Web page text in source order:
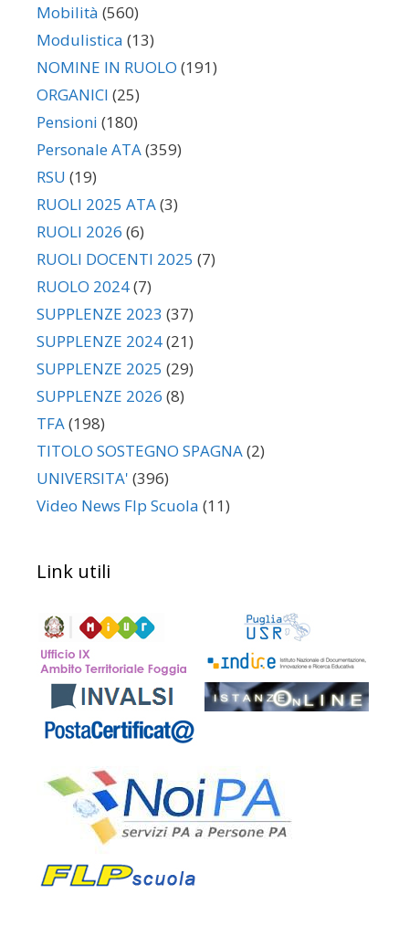
Mobilità (560)
Modulistica (13)
NOMINE IN RUOLO (191)
ORGANICI (25)
Pensioni (180)
Personale ATA(359)
RSU (19)
RUOLI 2025 ATA(3)
RUOLI 2026 (6)
RUOLI DOCENTI 2025 (7)
RUOLO 2024(7)
SUPPLENZE 2023 (37)
SUPPLENZE 2024(21)
SUPPLENZE 2025 (29)
SUPPLENZE 2026 (8)
TFA(198)
TITOLO SOSTEGNO SPAGNA(2)
UNIVERSITA' (396)
Video News Flp Scuola (11)
Link utili